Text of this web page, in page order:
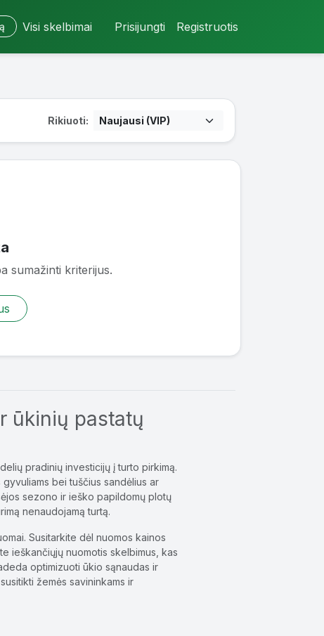
Visi skelbimai Prisijungti Registruotis
Rikiuoti:
sumažinti kriterijus.
ūkinių pastatų
pradinių investicijų į turto pirkimą.
bei tuščius sandėlius ar
sezono ir ieško papildomų plotų
nenaudojamą turtą.
Susitarkite dėl nuomos kainos
ieškančiųjų nuomotis skelbimus, kas
optimizuoti ūkio sąnaudas ir
žemės savininkams ir